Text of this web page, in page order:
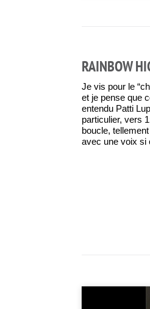
RAINBOW
Je vis pour le
et je pense que
entendu Patti
particulier, vers
boucle,
avec une voix si